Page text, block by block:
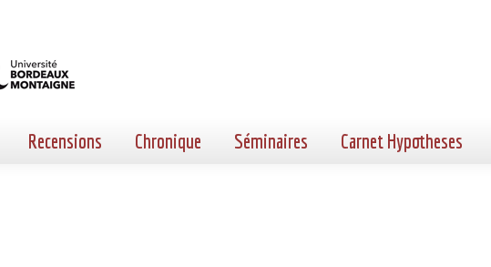
Recensions Chronique Séminaires Carnet Hypotheses